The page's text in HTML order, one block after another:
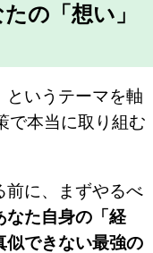
の「想い」
というテーマを軸
で本当に取り組む
前に、まずやるべ
なた自身の「経
似できない最強の